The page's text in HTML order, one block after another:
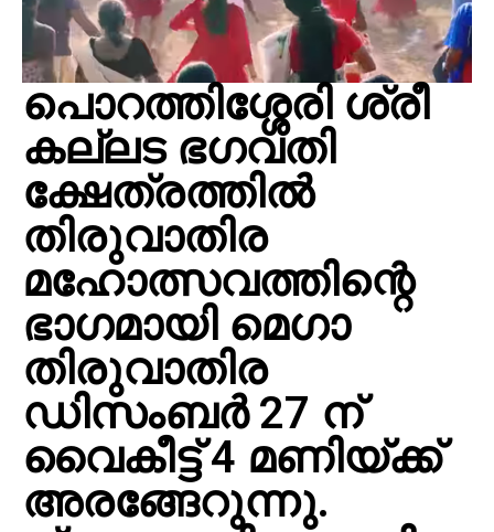
പൊറത്തിശ്ശേരി ശ്രീ
കല്ലട ഭഗവതി
ക്ഷേത്രത്തിൽ
തിരുവാതിര
മഹോത്സവത്തിന്റെ
ഭാഗമായി മെഗാ
തിരുവാതിര
ഡിസംബർ 27 ന്
വൈകീട്ട് 4 മണിയ്ക്ക്
അരങ്ങേറുന്നു.